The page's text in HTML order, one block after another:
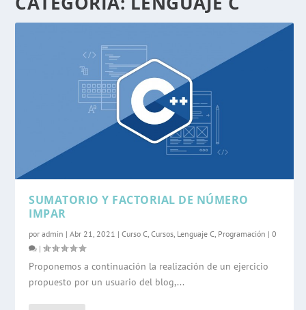
SUMATORIO Y FACTORIAL DE NÚMERO
IMPAR
poradmin |Abr 21, 2021 |Curso C,Cursos, Lenguaje C, Programación |0
|
Proponemos a continuación la realización de un ejercicio
propuesto por un usuario del blog,...